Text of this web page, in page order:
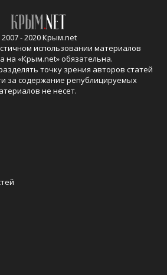
- 2020 Крым.net
использовании материалов
на «Крым.net» обязательна.
точку зрения авторов статей
за содержание републицируемых
не несет.